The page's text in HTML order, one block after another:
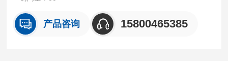
见说明书
产品咨询 15800465385